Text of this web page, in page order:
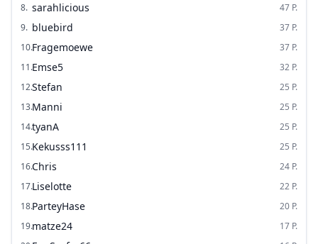
8. sarahlicious 47 P.
9. bluebird 37 P.
10.Fragemoewe 37 P.
11.Emse5 32 P.
12.Stefan 25 P.
13.Manni 25 P.
14.tyanA 25 P.
15.Kekusss111 25 P.
16.Chris 24 P.
17.Liselotte 22 P.
18.ParteyHase 20 P.
19.matze24 17 P.